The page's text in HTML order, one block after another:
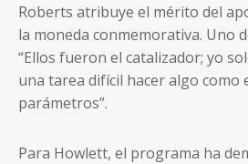
Roberts atribuye el mérito del
la moneda conmemorativa. Uno
“Ellos fueron el catalizador; yo
una tarea difícil hacer algo como
parámetros”.
Para Howlett, el programa ha